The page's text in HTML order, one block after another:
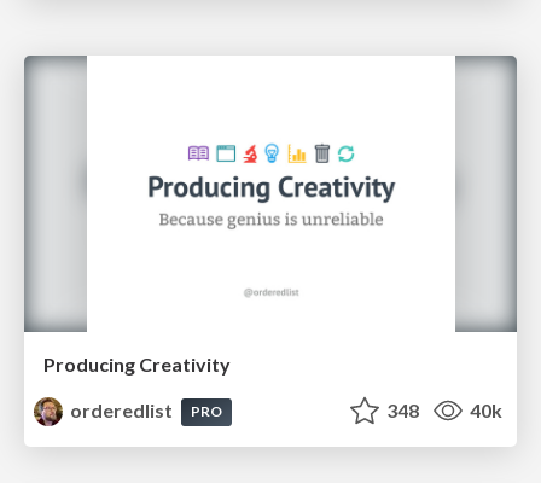
Producing Creativity
orderedlist
PRO 348 40k